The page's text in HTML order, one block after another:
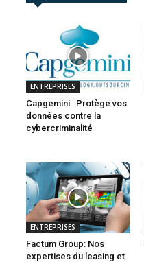
ENTREPRISES
Capgemini : Protège vos
données contre la
cybercriminalité
ENTREPRISES
Factum Group: Nos
expertises du leasing et